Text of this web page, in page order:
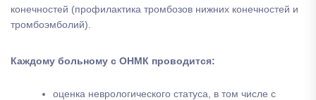
конечностей (профилактика тромбозов нижних конечностей и
тромбоэмболий).
Каждому больному с ОНМК проводится:
оценка неврологического статуса, в том числе с